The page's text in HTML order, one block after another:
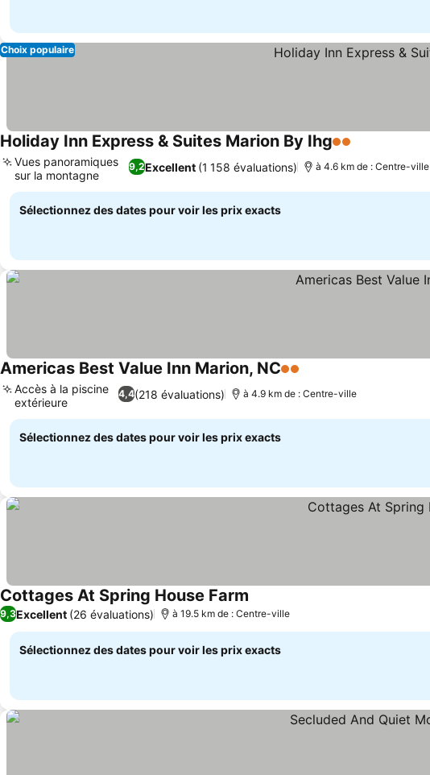
Choix populaire
Holiday Inn Express & Suites Marion By Ihg2 Étoiles
9,2Excellent (1 158 évaluations)
Vues panoramiques
sur la montagne
à 4.6 km de : Centre-ville
Sélectionnez des dates pour voir les prix exacts
Americas Best Value Inn Marion, NC2 Étoiles
4,4(218 évaluations)
Accès à la piscine
extérieure
à 4.9 km de : Centre-ville
Sélectionnez des dates pour voir les prix exacts
Cottages At Spring House Farm
9,3Excellent (26 évaluations) à 19.5 km de : Centre-ville
Sélectionnez des dates pour voir les prix exacts